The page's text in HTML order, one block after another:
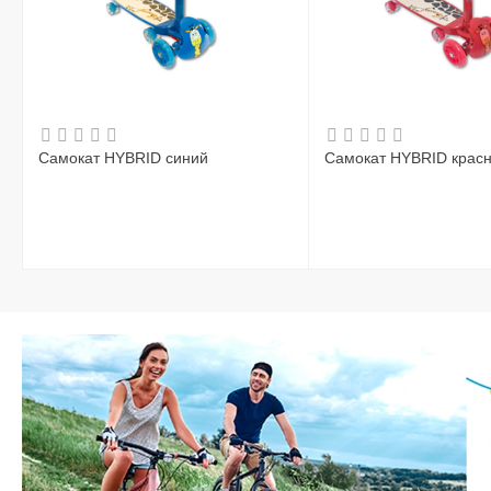
Самокат HYBRID синий Самокат HYBRID